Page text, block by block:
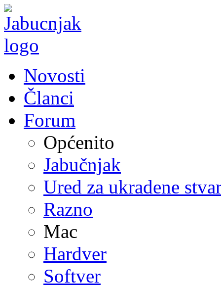
Novosti
Članci
Forum
Općenito
Jabučnjak
Ured za ukradene
Razno
Mac
Hardver
Softver